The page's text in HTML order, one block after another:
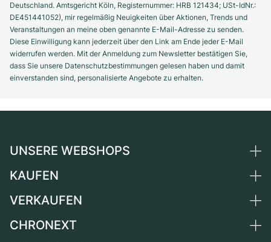
Deutschland. Amtsgericht Köln, Registernummer: HRB 121434; USt-IdNr.:
DE451441052), mir regelmäßig Neuigkeiten über Aktionen, Trends und
Veranstaltungen an meine oben genannte E-Mail-Adresse zu senden.
Diese Einwilligung kann jederzeit über den Link am Ende jeder E-Mail
widerrufen werden. Mit der Anmeldung zum Newsletter bestätigen Sie,
dass Sie unsere Datenschutzbestimmungen gelesen haben und damit
einverstanden sind, personalisierte Angebote zu erhalten.
UNSERE WEBSHOPS
Deutschland
Schweiz
KAUFEN
Alle Luxusuhren
VERKAUFEN
Uhr verkaufen
CHRONEXT